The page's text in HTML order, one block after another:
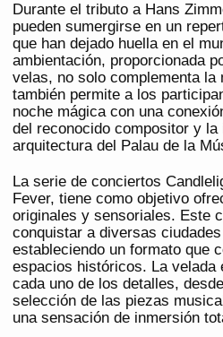
Durante el tributo a Hans
pueden sumergirse en un
que han dejado huella en el
ambientación, proporcionada
velas, no solo complementa la
también permite a los
noche mágica con una
del reconocido compositor y la
arquitectura del Palau de la
La serie de conciertos
Fever, tiene como objetivo
originales y sensoriales. Este
conquistar a diversas
estableciendo un formato que
espacios históricos. La velada
cada uno de los detalles,
selección de las piezas
una sensación de inmersión